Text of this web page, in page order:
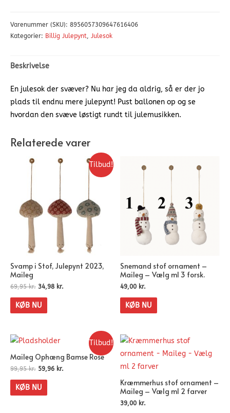
Varenummer (SKU): 8956057309647616406
Kategorier: Billig Julepynt Julesok
Beskrivelse
En julesok der svæver? Nu har jeg da aldrig, så er der jo
plads til endnu mere julepynt! Pust ballonen op og se
hvordan den svæve løstigt rundt til julemusikken.
Relaterede varer
Tilbud!
Svamp i Stof, Julepynt 2023,
Maileg
69,95kr. 34,98 kr.
KØB NU
Snemand stof ornament –
Maileg – Vælg ml 3 forsk.
49,00 kr.
KØB NU
Tilbud!
Maileg Ophæng Bamse Rose
99,95kr. 59,96 kr.
KØB NU
Kræmmerhus stof ornament –
Maileg – Vælg ml 2 farver
39,00 kr.